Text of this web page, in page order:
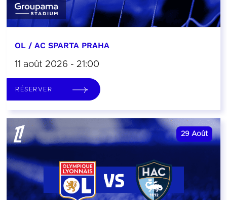
OL / AC SPARTA PRAHA
11 août 2026 - 21:00
RÉSERVER
29 Août